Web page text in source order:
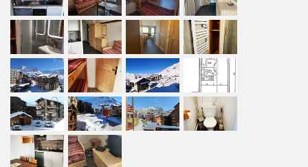
Possibilité de location de draps et serviettes au rez de
chaussé de la résidence.
Le parking est à réserver auprès de Valthoparc, le P1 est
le plus proche (- de 5 minutes)